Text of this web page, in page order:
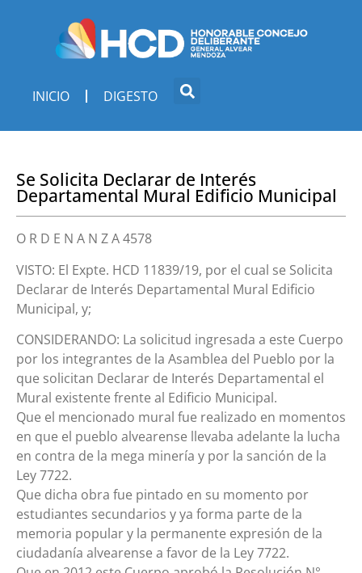
INICIO DIGESTO
Se Solicita Declarar de Interés
Departamental Mural Edificio Municipal
O R D E N A N Z A 4578
VISTO: El Expte. HCD 11839/19, por el cual se Solicita
Declarar de Interés Departamental Mural Edificio
Municipal, y;
CONSIDERANDO: La solicitud ingresada a este Cuerpo
por los integrantes de la Asamblea del Pueblo por la
que solicitan Declarar de Interés Departamental el
Mural existente frente al Edificio Municipal.
Que el mencionado mural fue realizado en momentos
en que el pueblo alvearense llevaba adelante la lucha
en contra de la mega minería y por la sanción de la
Ley 7722.
Que dicha obra fue pintado en su momento por
estudiantes secundarios y ya forma parte de la
memoria popular y la permanente expresión de la
ciudadanía alvearense a favor de la Ley 7722.